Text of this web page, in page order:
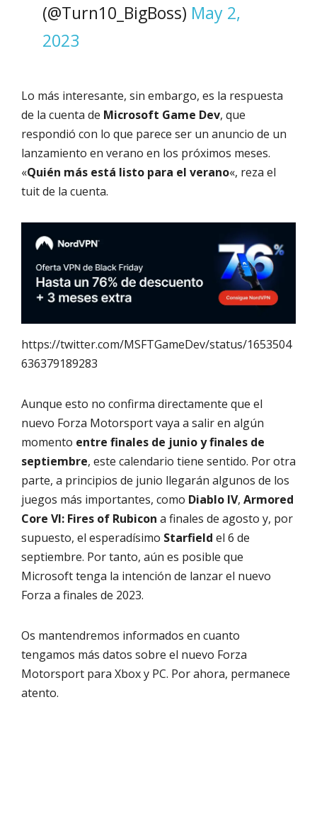
(@Turn10_BigBoss) May 2,
2023
Lo más interesante, sin embargo, es la respuesta
de la cuenta de Microsoft Game Dev, que
respondió con lo que parece ser un anuncio de un
lanzamiento en verano en los próximos meses.
«Quién más está listo para el verano«, reza el
tuit de la cuenta.
https://twitter.com/MSFTGameDev/status/1653504
636379189283
Aunque esto no confirma directamente que el
nuevo Forza Motorsport vaya a salir en algún
momento entre finales de junio y finales de
septiembre, este calendario tiene sentido. Por otra
parte, a principios de junio llegarán algunos de los
juegos más importantes, como Diablo IV, Armored
Core VI: Fires of Rubicon a finales de agosto y, por
supuesto, el esperadísimo Starfield el 6 de
septiembre. Por tanto, aún es posible que
Microsoft tenga la intención de lanzar el nuevo
Forza a finales de 2023.
Os mantendremos informados en cuanto
tengamos más datos sobre el nuevo Forza
Motorsport para Xbox y PC. Por ahora, permanece
atento.